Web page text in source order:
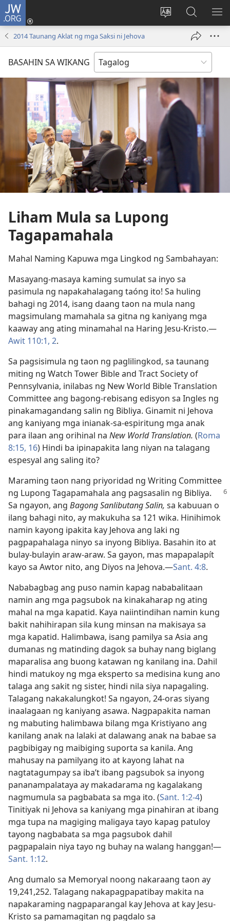
JW.ORG
Baguhin
ng
Mag-
log
bubukas
bagong
window)
sa
JW.ORG
2014 Taunang Aklat ng mga Saksi ni Jehova
BASAHIN SA WIKANG
Liham Mula sa Lupong
Tagapamahala
Mahal Naming Kapuwa mga Lingkod ng Sambahayan:
Masayang-masaya kaming sumulat sa inyo sa
pasimula ng napakahalagang taóng ito! Sa huling
bahagi ng 2014, isang daang taon na mula nang
magsimulang mamahala sa gitna ng kaniyang mga
kaaway ang ating minamahal na Haring Jesu-Kristo.​—
Awit 110:1, 2.
Sa pagsisimula ng taon ng paglilingkod, sa taunang
miting ng Watch Tower Bible and Tract Society of
Pennsylvania, inilabas ng New World Bible Translation
Committee ang bagong-rebisang edisyon sa Ingles ng
pinakamagandang salin ng Bibliya. Ginamit ni Jehova
ang kaniyang mga inianak-sa-espiritung mga anak
para ilaan ang orihinal na New World Translation. (Roma
8:15, 16) Hindi ba ipinapakita lang niyan na talagang
espesyal ang saling ito?
Maraming taon nang priyoridad ng Writing Committee
ng Lupong Tagapamahala ang pagsasalin ng Bibliya.
Sa ngayon, ang Bagong Sanlibutang Salin, sa kabuuan o
ilang bahagi nito, ay makukuha sa 121 wika. Hinihimok
namin kayong ipakita kay Jehova ang laki ng
pagpapahalaga ninyo sa inyong Bibliya. Basahin ito at
bulay-bulayin araw-araw. Sa gayon, mas mapapalapít
kayo sa Awtor nito, ang Diyos na Jehova.​—Sant. 4:8.
Nababagbag ang puso namin kapag nababalitaan
namin ang mga pagsubok na kinakaharap ng ating
mahal na mga kapatid. Kaya naiintindihan namin kung
bakit nahihirapan sila kung minsan na makisaya sa
mga kapatid. Halimbawa, isang pamilya sa Asia ang
dumanas ng matinding dagok sa buhay nang biglang
maparalisa ang buong katawan ng kanilang ina. Dahil
hindi matukoy ng mga eksperto sa medisina kung ano
talaga ang sakit ng sister, hindi nila siya napagaling.
Talagang nakakalungkot! Sa ngayon, 24-oras siyang
inaalagaan ng kaniyang asawa. Nagpapakita naman
ng mabuting halimbawa bilang mga Kristiyano ang
kanilang anak na lalaki at dalawang anak na babae sa
pagbibigay ng maibiging suporta sa kanila. Ang
mahusay na pamilyang ito at kayong lahat na
nagtatagumpay sa iba’t ibang pagsubok sa inyong
pananampalataya ay makadarama ng kagalakang
nagmumula sa pagbabata sa mga ito. (Sant. 1:2-4)
Tinitiyak ni Jehova sa kaniyang mga pinahiran at ibang
mga tupa na magiging maligaya tayo kapag patuloy
tayong nagbabata sa mga pagsubok dahil
pagpapalain niya tayo ng buhay na walang hanggan!​—
Sant. 1:12.
Ang dumalo sa Memoryal noong nakaraang taon ay
19,241,252. Talagang nakapagpapatibay makita na
napakaraming nagpaparangal kay Jehova at kay Jesu-
Kristo sa pamamagitan ng pagdalo sa